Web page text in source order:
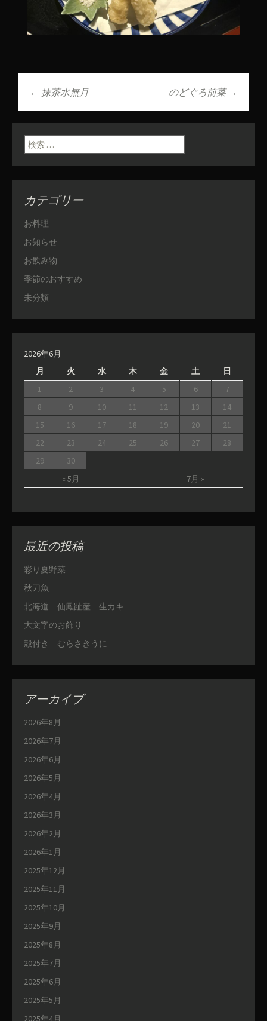
投稿ナビゲーショ
ン
← 抹茶水無月 のどぐろ前菜 →
検索:
カテゴリー
お料理
お知らせ
お飲み物
季節のおすすめ
未分類
2026年6月
月
火 水 木 金 土 日
« 5月 7月 »
1 2 3 4 5 6
7
8
9 10 11 12 13
14
15
16 17 18 19 20
21
22
23 24 25 26 27
28
29
30
最近の投稿
彩り夏野菜
秋刀魚
北海道 仙鳳趾産 生カキ
大文字のお飾り
殻付き むらさきうに
アーカイブ
2026年8月
2026年7月
2026年6月
2026年5月
2026年4月
2026年3月
2026年2月
2026年1月
2025年12月
2025年11月
2025年10月
2025年9月
2025年8月
2025年7月
2025年6月
2025年5月
2025年4月